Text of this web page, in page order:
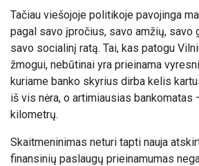
Tačiau viešojoje politikoje pavojinga
pagal savo įpročius, savo amžių, savo
savo socialinį ratą. Tai, kas patogu
žmogui, nebūtinai yra prieinama
kuriame banko skyrius dirba kelis
iš vis nėra, o artimiausias bankomatas
kilometrų.
Skaitmeninimas neturi tapti nauja
finansinių paslaugų prieinamumas